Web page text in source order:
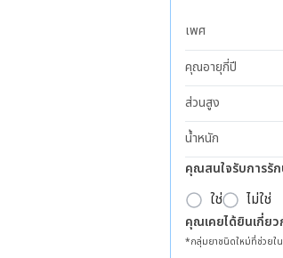
เพศ
คุณอายุกี่ปี
ส่วนสูง
น้ำหนัก
คุณสนใจรับการรั
ใช่ ไม่ใช่
คุณเคยได้ยินเกี่ย
*กลุ่มยาชนิดใหม่ที่ช่วยใน